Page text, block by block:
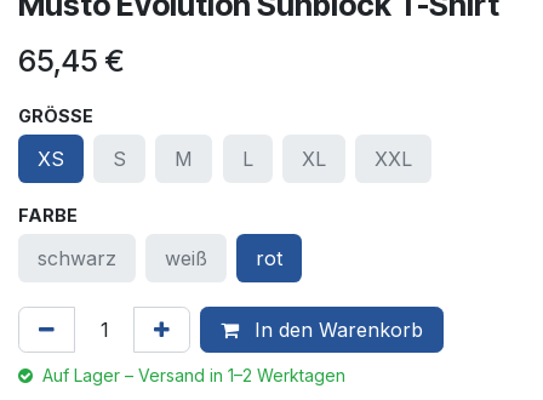
65,45 €
GRÖSSE
XS S M L XL XXL
FARBE
schwarz weiß rot
In den Warenkorb
Auf Lager – Versand in 1–2 Werktagen